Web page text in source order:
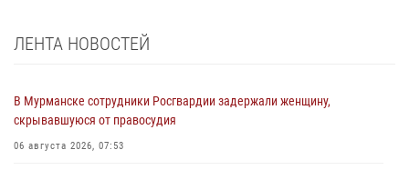
ЛЕНТА НОВОСТЕЙ
В Мурманске сотрудники Росгвардии задержали женщину,
скрывавшуюся от правосудия
06 августа 2026, 07:53